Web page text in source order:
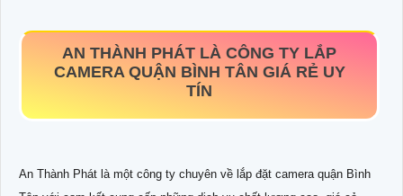
AN THÀNH PHÁT LÀ CÔNG TY LẮP
CAMERA QUẬN BÌNH TÂN GIÁ RẺ UY
TÍN
An Thành Phát là một công ty chuyên về lắp đặt camera quận Bình